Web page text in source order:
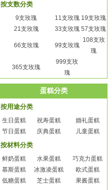
按支数分类
9支玫瑰 11支玫瑰 19支玫瑰
21支玫瑰
33支玫瑰 57支玫瑰
66支玫瑰 99支玫瑰
108支玫
瑰
365支玫瑰
999支玫
瑰
蛋糕分类
按用途分类
生日蛋糕 祝寿蛋糕
婚礼蛋糕
节日蛋糕
庆典蛋糕 儿童蛋糕
按材料分类
鲜奶蛋糕 水果蛋糕
巧克力蛋糕
慕斯蛋糕
冰激凌蛋糕
欧式蛋糕
低糖蛋糕
芝士蛋糕 果酱蛋糕